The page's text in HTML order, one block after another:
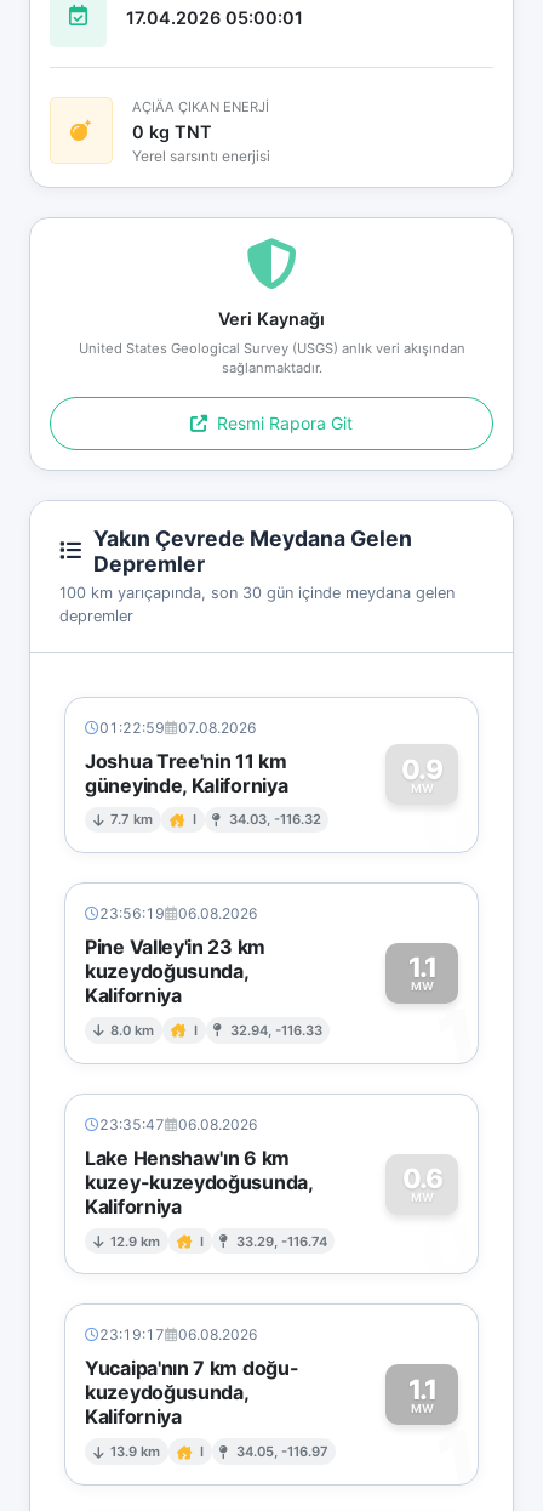
17.04.2026 05:00:01
AÇIÄA ÇIKAN ENERJİ
0 kg TNT
Yerel sarsıntı enerjisi
Veri Kaynağı
United States Geological Survey (USGS) anlık veri akışından
sağlanmaktadır.
Resmi Rapora Git
Yakın Çevrede Meydana Gelen
Depremler
100 km yarıçapında, son 30 gün içinde meydana gelen
depremler
01:22:59 07.08.2026
Joshua Tree'nin 11 km
güneyinde, Kaliforniya
7.7 km I 34.03, -116.32
0.9
MW
0
23:56:19 06.08.2026
Pine Valley'in 23 km
kuzeydoğusunda,
Kaliforniya
8.0 km I 32.94, -116.33
1.1
MW
1
23:35:47 06.08.2026
Lake Henshaw'ın 6 km
kuzey-kuzeydoğusunda,
Kaliforniya
12.9 km I 33.29, -116.74
0.6
MW
0
23:19:17 06.08.2026
Yucaipa'nın 7 km doğu-
kuzeydoğusunda,
Kaliforniya
13.9 km I 34.05, -116.97
1.1
MW
1